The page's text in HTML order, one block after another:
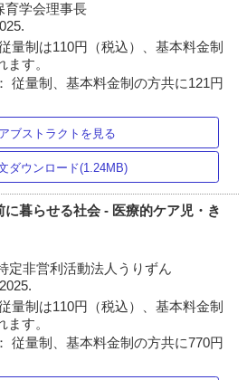
育学会理事長
量制は110円（税込）、基本料金制
す。
従量制、基本料金制の方共に121円
アブストラクトを見る
ダウンロード(1.24MB)
暮らせる社会 - 医療的ケア児・き
定非営利活動法人うりずん
量制は110円（税込）、基本料金制
す。
従量制、基本料金制の方共に770円